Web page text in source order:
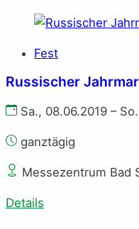
Fest
Russischer
Sa., 08.06.2019 –
ganztägig
Messezentrum Bad
Details